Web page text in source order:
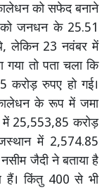
को सफेद बनाने
को जनधन के 25.51
लेकिन 23 नवंबर में
तो पता चला कि
करोड़ रुपए हो गई।
के रूप में जमा
में 25,553,85 करोड़
में 2,574.85
जैदी ने बताया है
हैं। किंतु 400 से भी